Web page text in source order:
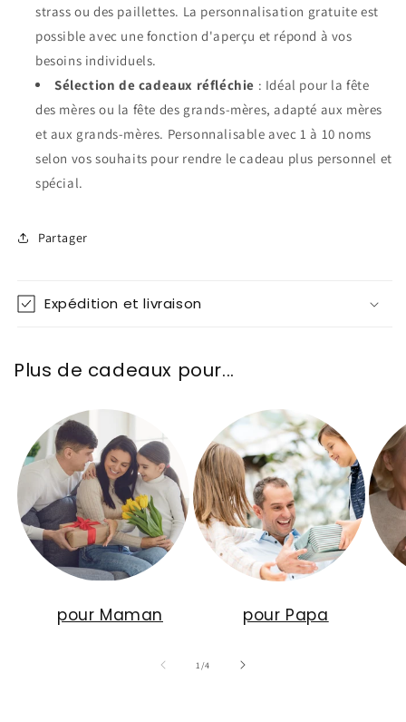
strass ou des paillettes. La personnalisation gratuite est
possible avec une fonction d'aperçu et répond à vos
besoins individuels.
Sélection de cadeaux réfléchie : Idéal pour la fête
des mères ou la fête des grands-mères, adapté aux mères
et aux grands-mères. Personnalisable avec 1 à 10 noms
selon vos souhaits pour rendre le cadeau plus personnel et
spécial.
Partager
Expédition et livraison
Plus de cadeaux pour...
pour Maman pour Papa
1/de
4